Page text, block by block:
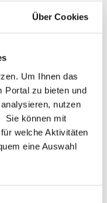
Über Cookies
Um Ihnen das
Portal zu bieten und
nutzen
Sie können mit
welche Aktivitäten
eine Auswahl
neue Stelle in
Sie
unserem Service